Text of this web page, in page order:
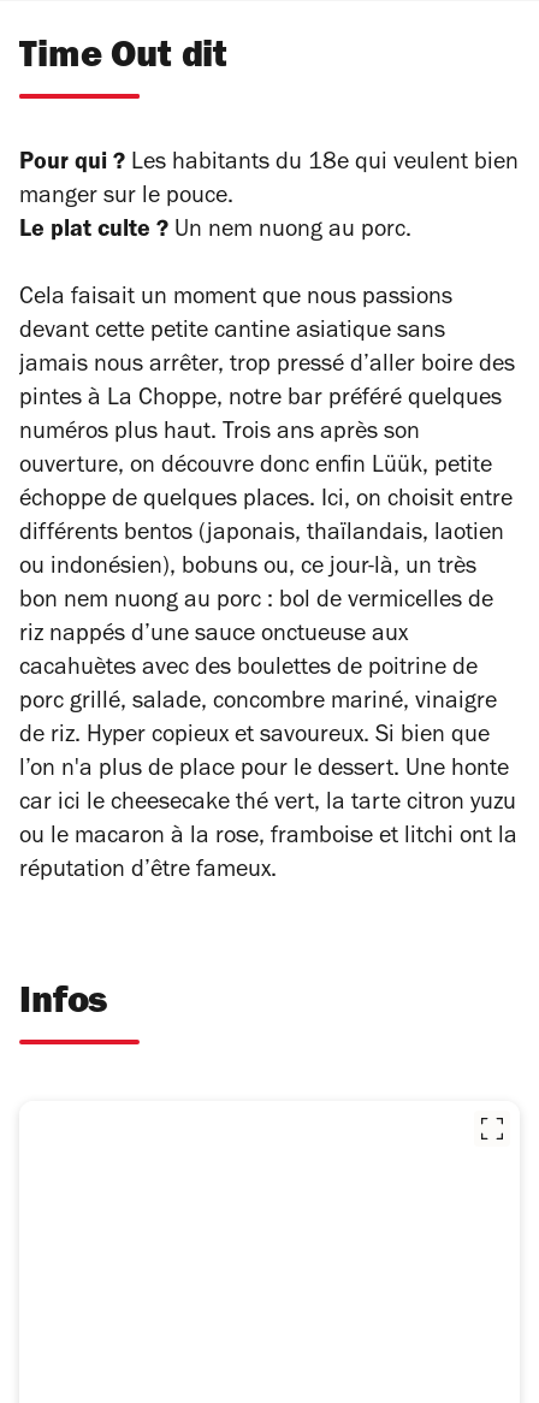
Time Out dit
Pour qui ? Les habitants du 18e qui veulent bien
manger sur le pouce.
Le plat culte ? Un nem nuong au porc.
Cela faisait un moment que nous passions
devant cette petite cantine asiatique sans
jamais nous arrêter, trop pressé d’aller boire des
pintes à La Choppe, notre bar préféré quelques
numéros plus haut. Trois ans après son
ouverture, on découvre donc enfin Lüük, petite
échoppe de quelques places. Ici, on choisit entre
différents bentos (japonais, thaïlandais, laotien
ou indonésien), bobuns ou, ce jour-là, un très
bon nem nuong au porc : bol de vermicelles de
riz nappés d’une sauce onctueuse aux
cacahuètes avec des boulettes de poitrine de
porc grillé, salade, concombre mariné, vinaigre
de riz. Hyper copieux et savoureux. Si bien que
l’on n'a plus de place pour le dessert. Une honte
car ici le cheesecake thé vert, la tarte citron yuzu
ou le macaron à la rose, framboise et litchi ont la
réputation d’être fameux.
Infos